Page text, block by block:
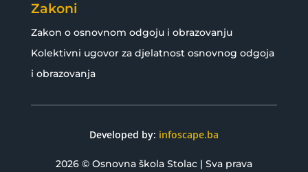
Zakoni
Zakon o osnovnom odgoju i obrazovanju
Kolektivni ugovor za djelatnost osnovnog odgoja
i obrazovanja
2026 © Osnovna škola Stolac | Sva prava
Developed by: infoscape.ba